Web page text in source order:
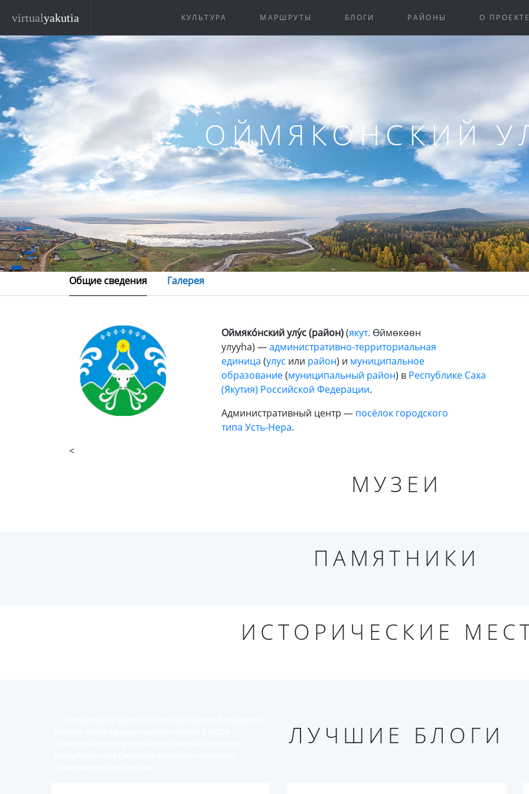
virtualyakutia КУЛЬТУРА МАРШРУТЫ БЛОГИ РАЙОНЫ О
ОЙМЯКОНСКИЙ
Общие сведения Галерея
Оймяко́нский улу́с (район)(якут. Өймөкөөн
улууhа) —административно-территориальная
единица (улус или район) и муниципальное
образование(муниципальный район) в Республике Саха
(Якутия) Российской Федерации.
Административный центр — посёлок городского
типа Усть-Нера.
<
МУЗЕИ
ПАМЯТНИКИ
ИСТОРИЧЕСКИЕ
ЛУЧШИЕ БЛОГИ